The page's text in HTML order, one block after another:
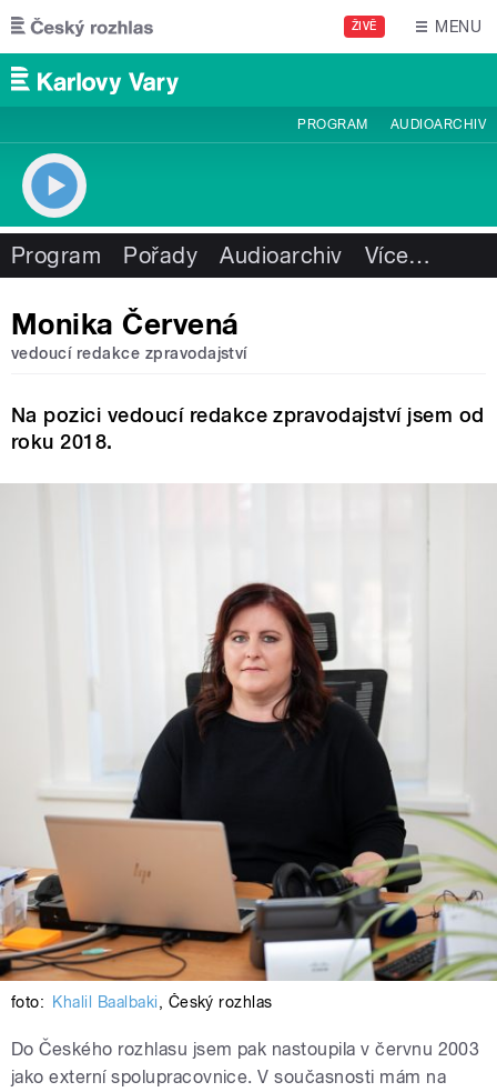
Přejít k hlavnímu obsahu
ŽIVĚ MENU
PROGRAM AUDIOARCHIV
Program Pořady Audioarchiv Více…
Monika Červená
vedoucí redakce zpravodajství
Na pozici vedoucí redakce zpravodajství jsem od
roku 2018.
foto: Khalil Baalbaki, Český rozhlas
Do Českého rozhlasu jsem pak nastoupila v červnu 2003
jako externí spolupracovnice.V současnosti mám na